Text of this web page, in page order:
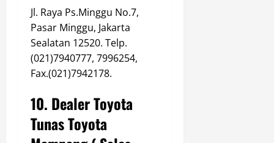
Jl. Raya Ps.Minggu No.7,
Pasar Minggu, Jakarta
Sealatan 12520. Telp.
(021)7940777, 7996254,
Fax.(021)7942178.
10. Dealer Toyota
Tunas Toyota